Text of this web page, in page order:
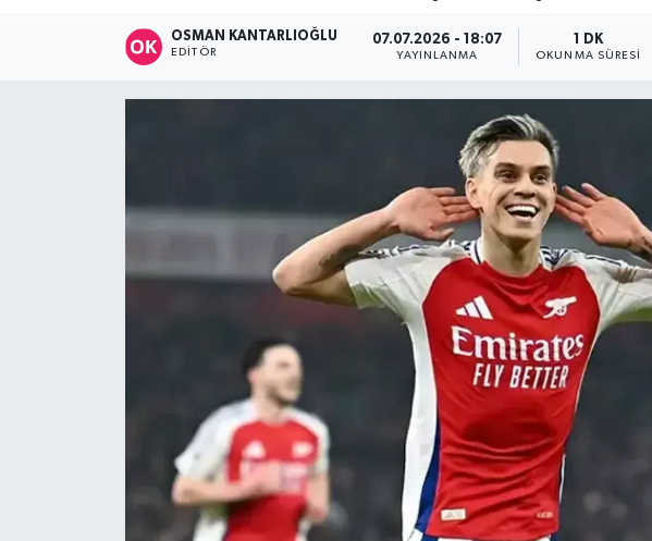
OSMAN KANTARLIOĞLU
EDITÖR
07.07.2026 - 18:07
YAYINLANMA
1 DK
OKUNMA SÜRESI
EĞİTİM